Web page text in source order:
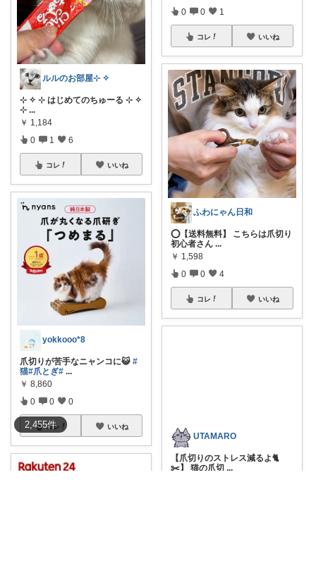
2,455件
ルルのお部屋⊹ ✧
⊹ ✧ ⊹ はじめてのちゅーる ⊹ ✧
⊹ ...
￥ 1,184
0 1 6
コレ いいね
yokkooo*8
爪切りが苦手なニャンコに😺 #
猫#爪とぎ# ...
￥ 8,860
0 0 0
コレ いいね
0 0 1
コレ いいね
ふわにゃん日和
⭕️【送料無料】 こちらは爪切り
初心者さん ...
￥ 1,598
0 0 4
コレ いいね
UTAMARO